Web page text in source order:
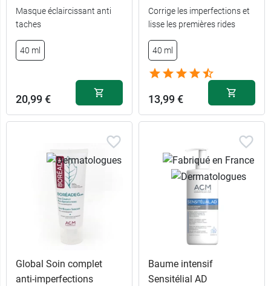
Masque éclaircissant anti
taches
40 ml
20,99 €
Corrige les imperfections et
lisse les premières rides
40 ml
13,99 €
Global Soin complet
anti-imperfections
Baume intensif
Sensitélial AD